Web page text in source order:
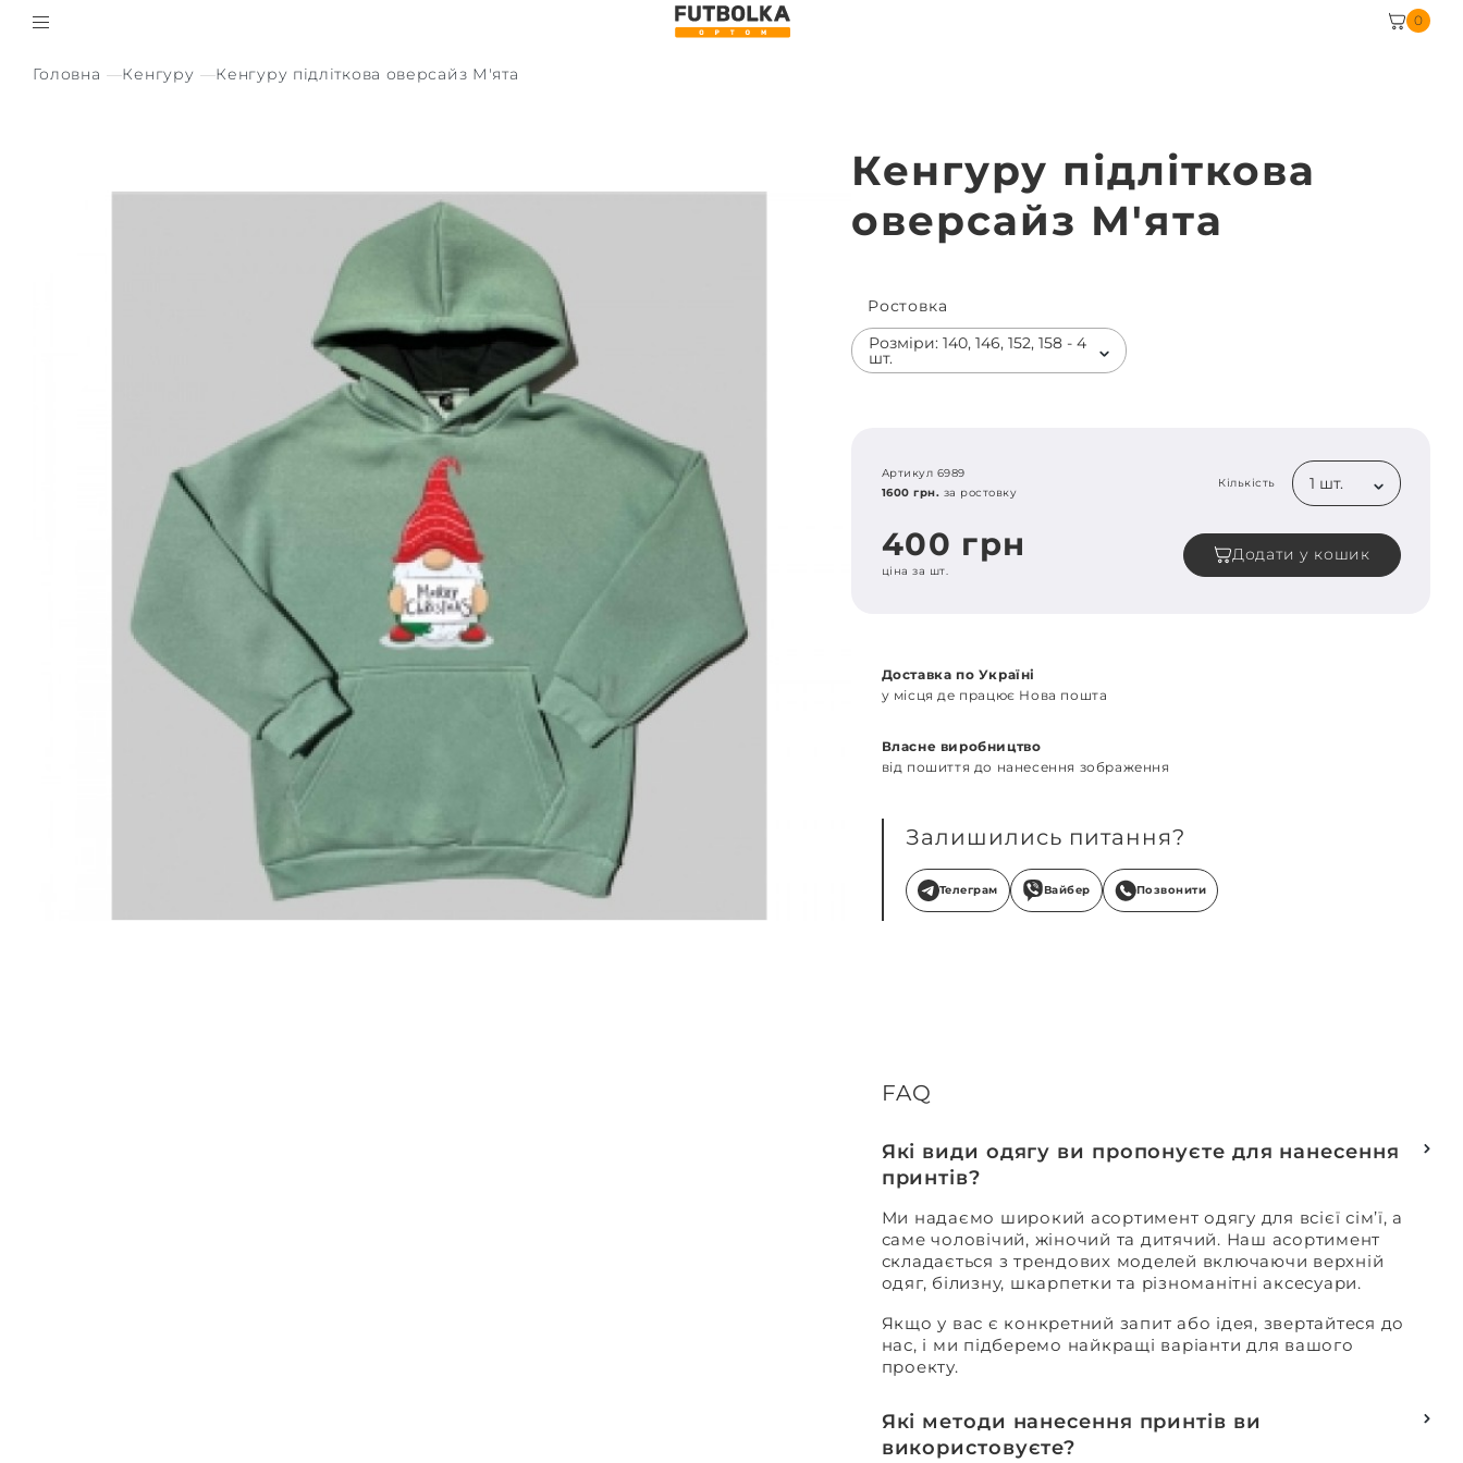
0
Головна Кенгуру Кенгуру підліткова оверсайз М'ята
Кенгуру підліткова
оверсайз М'ята
Ростовка
Розміри: 140, 146, 152, 158 - 4
шт.
Артикул 6989
1600 грн. за ростовку
Кількість 1 шт.
400 грн
ціна за шт.
Додати у кошик
Доставка по Україні
у місця де працює Нова пошта
Власне виробництво
від пошиття до нанесення зображення
Залишились питання?
Телеграм Вайбер Позвонити
FAQ
Які види одягу ви пропонуєте для нанесення
принтів?
Ми надаємо широкий асортимент одягу для всієї сім’ї, а
саме чоловічий, жіночий та дитячий. Наш асортимент
складається з трендових моделей включаючи верхній
одяг, білизну, шкарпетки та різноманітні аксесуари.
Якщо у вас є конкретний запит або ідея, звертайтеся до
нас, і ми підберемо найкращі варіанти для вашого
проекту.
Які методи нанесення принтів ви
використовуєте?